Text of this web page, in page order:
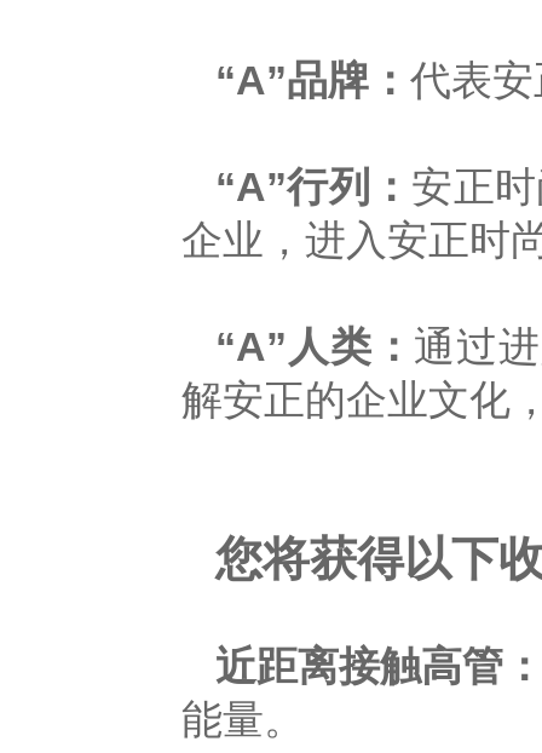
“A”品牌： 代表
“A”行列： 安正
企业，进入安正时
“A”人类： 通过
解安正的企业文化
您将获得以下
近距离接触高管
能量。